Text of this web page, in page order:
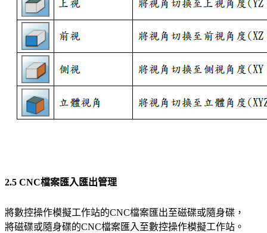
2.5 CNC檔案匯入匯出管理
將數控操作模擬工作站的CNC檔案匯出至磁碟或隨身碟，
將磁碟或隨身碟的CNC檔案匯入至數控操作模擬工作站。